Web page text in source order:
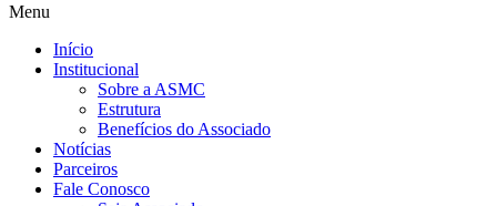
Menu
Início
Institucional
Sobre a ASMC
Estrutura
Benefícios do Associado
Notícias
Parceiros
Fale Conosco